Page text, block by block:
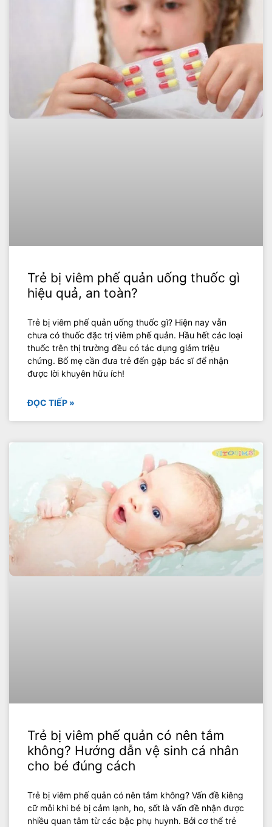
Trẻ bị viêm phế quản uống thuốc gì
hiệu quả, an toàn?
Trẻ bị viêm phế quản uống thuốc gì? Hiện nay vẫn
chưa có thuốc đặc trị viêm phế quản. Hầu hết các loại
thuốc trên thị trường đều có tác dụng giảm triệu
chứng. Bố mẹ cần đưa trẻ đến gặp bác sĩ để nhận
được lời khuyên hữu ích!
ĐỌC TIẾP »
Trẻ bị viêm phế quản có nên tắm
không? Hướng dẫn vệ sinh cá nhân
cho bé đúng cách
Trẻ bị viêm phế quản có nên tắm không? Vấn đề kiêng
cữ mỗi khi bé bị cảm lạnh, ho, sốt là vấn đề nhận được
nhiều quan tâm từ các bậc phụ huynh. Bởi cơ thể trẻ